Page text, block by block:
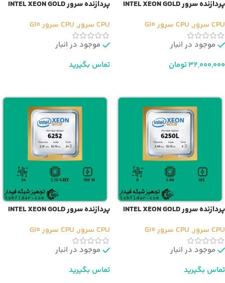
پردازنده سرور INTEL XEON GOLD
CPU سرور
, CPU سرور G10
موجود در انبار
32,000,000تومان
پردازنده سرور INTEL XEON GOLD
CPU سرور
, CPU سرور G10
موجود در انبار
تماس بگیرید
پردازنده سرور INTEL XEON GOLD
CPU سرور
, CPU سرور G10
موجود در انبار
تماس بگیرید
پردازنده سرور INTEL XEON GOLD
CPU سرور
, CPU سرور G10
موجود در انبار
تماس بگیرید